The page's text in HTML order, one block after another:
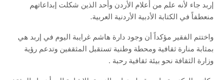
إربد جاء لأنه علم من أعلام الأردن وأحد الذين شكلت إبداعاتهم
منعطفاً في الكتابة الأدبية الأردنية العربية.
واختتم الفقير مؤكداً أن وجود دارة هاشم غرايبة اليوم في إربد هي
بمثابة منارة ثقافية ومحطة وطنية تستقبل المثقفين وتدعم رؤية
وزارة الثقافة نحو بيئة ثقافية رحبة .